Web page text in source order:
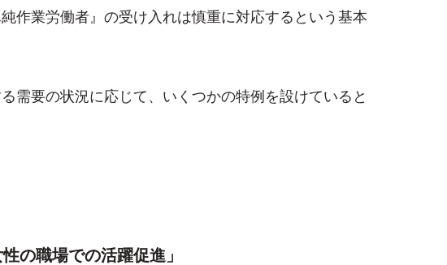
作業労働者』の受け入れは慎重に対応するという基本
需要の状況に応じて、いくつかの特例を設けていると
の職場での活躍促進」